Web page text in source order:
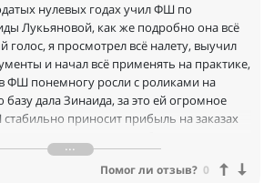
нулевых годах учил ФШ по
Лукьяновой, как же подробно она всё
голос, я просмотрел всё налету, выучил
и начал всё применять на практике,
ФШ понемногу росли с роликами на
дала Зинаида, за это ей огромное
приносит прибыль на заказах
дома особо не напрягаясь) Кстати база в
освоить after effects, premier pro и
Помог ли отзыв? 0